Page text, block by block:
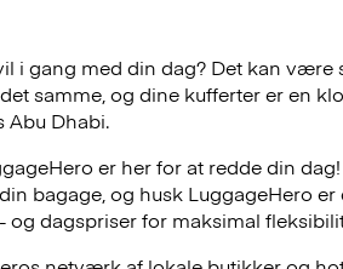
i gang med din dag? Det kan
samme, og dine kufferter er en
Abu Dhabi.
er her for at redde din
bagage, og husk LuggageHero er
dagspriser for maksimal